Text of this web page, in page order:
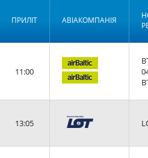
ПРИЛІТ АВІАКОМПАНІЯ
11:00
13:05